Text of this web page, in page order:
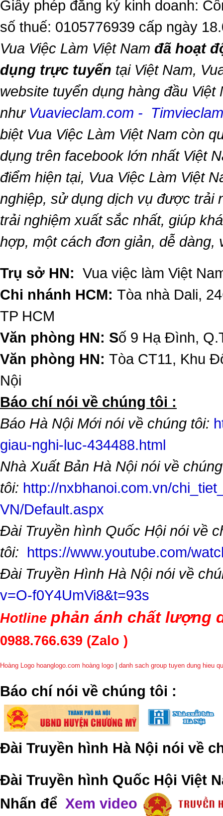
Giấy phép đăng ký kinh doanh:
số thuế: 0105776939 cấp ngày
Vua Việc Làm Việt Nam đã hoạt
dụng trực tuyến tại Việt Nam,
website tuyển dụng hàng đầu Việt
như Vuavieclam.com -
biệt Vua Việc Làm Việt Nam còn
dụng trên facebook lớn nhất Việt
điểm hiện tại, Vua Việc Làm Việt
nghiệp, sử dụng dịch vụ được trải
trải nghiệm xuất sắc nhất, giúp
hợp, một cách đơn giản, dễ dàng,
Trụ sở HN: Vua việc làm Việt
Chi nhánh HCM: Tòa nhà Dali,
TP HCM
Văn phòng HN: Số 9 Hạ Đình,
Văn phòng HN: Tòa CT11, Khu
Nội
​Báo chí nói về chúng tôi :
Báo Hà Nội Mới nói về chúng tôi:
giau-nghi-luc-434488.html
Nhà Xuất Bản Hà Nội nói về chúng
tôi: http://nxbhanoi.com.vn/
VN/Default.aspx
Đài Truyền hình Quốc Hội nói về
tôi: https://www.youtube.com/
Đài Truyền Hình Hà Nội nói về
v=O-f0Y4UmVi8&t=93s
Hotline phản ánh chất lượng
0988.766.639 (Zalo )
Hoàng Logo hoanglogo.com hoàng logo danh sach group tuyen dung hieu
​Báo chí nói về chúng tôi :
Đài Truyền hình Hà Nội nói về
Đài Truyền hình Quốc Hội Việt
Nhấn để Xem video